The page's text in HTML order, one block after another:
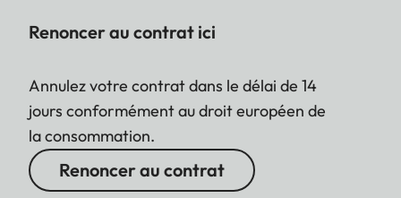
Renoncer au contrat ici
Annulez votre contrat dans le délai de 14
jours conformément au droit européen de
la consommation.
Renoncer au contrat